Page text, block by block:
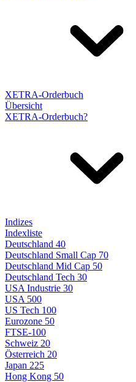
XETRA-Orderbuch
Übersicht
XETRA-Orderbuch?
Indizes
Indexliste
Deutschland 40
Deutschland Small Cap 70
Deutschland Mid Cap 50
Deutschland Tech 30
USA Industrie 30
USA 500
US Tech 100
Eurozone 50
FTSE-100
Schweiz 20
Österreich 20
Japan 225
Hong Kong 50